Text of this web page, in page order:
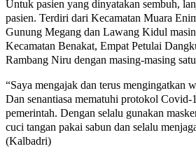
Untuk pasien yang dinyatakan sembuh,
pasien. Terdiri dari Kecamatan Muara
Gunung Megang dan Lawang Kidul
Kecamatan Benakat, Empat Petulai
Rambang Niru dengan masing-masing
“Saya mengajak dan terus mengingatkan
Dan senantiasa mematuhi protokol Covid-
pemerintah. Dengan selalu gunakan
cuci tangan pakai sabun dan selalu
(Kalbadri)